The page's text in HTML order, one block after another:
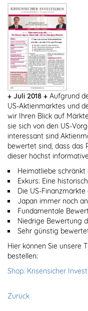
+ Juli 2018 + Aufgrund
US-Aktienmarktes und
wir Ihren Blick auf
sie sich von den US-
interessant sind
bewertet sind, dass das
dieser höchst
Heimatliebe schränkt
Exkurs: Eine
Die US-
Japan immer noch
Fundamentale
Niedrige Bewertung
Sehr günstig
Hier können Sie unsere
bestellen:
Shop: Krisensicher
Zurück